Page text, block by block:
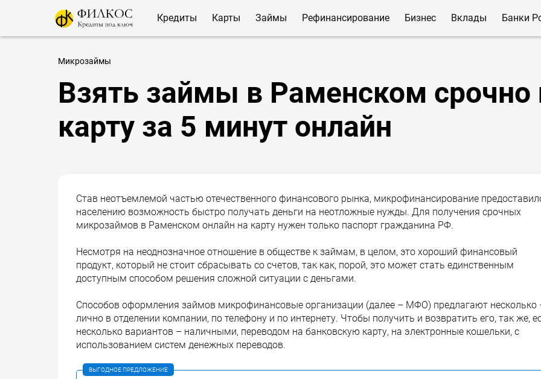
Кредиты Карты Займы Рефинансирование Бизнес Вклады Банки
Микрозаймы
Взять займы в Раменском срочно
карту за 5 минут онлайн
Став неотъемлемой частью отечественного финансового рынка, микрофинансирование
населению возможность быстро получать деньги на неотложные нужды. Для получения срочных
микрозаймов в Раменском онлайн на карту нужен только паспорт гражданина РФ.
Несмотря на неоднозначное отношение в обществе к займам, в целом, это хороший финансовый
продукт, который не стоит сбрасывать со счетов, так как, порой, это может стать единственным
доступным способом решения сложной ситуации с деньгами.
Способов оформления займов микрофинансовые организации (далее – МФО) предлагают несколько
лично в отделении компании, по телефону и по интернету. Чтобы получить и возвратить его, так же,
несколько вариантов – наличными, переводом на банковскую карту, на электронные кошельки, с
использованием систем денежных переводов.
ВЫГОДНОЕ ПРЕДЛОЖЕНИЕ